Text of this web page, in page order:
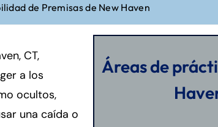
de Premisas de New Haven
CT,
a los
ocultos,
una caída o
Áreas de